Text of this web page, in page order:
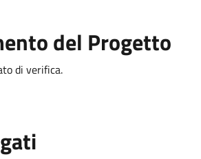
del Progetto
di verifica.